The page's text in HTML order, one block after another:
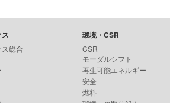
総合
環境・CSR
CSR
モーダルシフト
再生可能エネルギー
安全
燃料